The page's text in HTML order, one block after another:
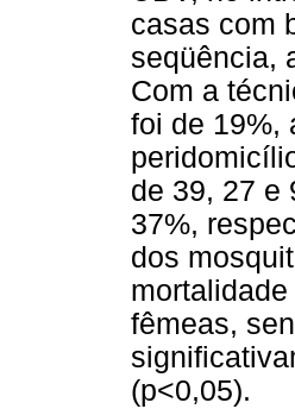
casas com
seqüência,
Com a
foi de 19%,
de 39, 27 e
37%,
dos
fêmeas,
(p<0,05).